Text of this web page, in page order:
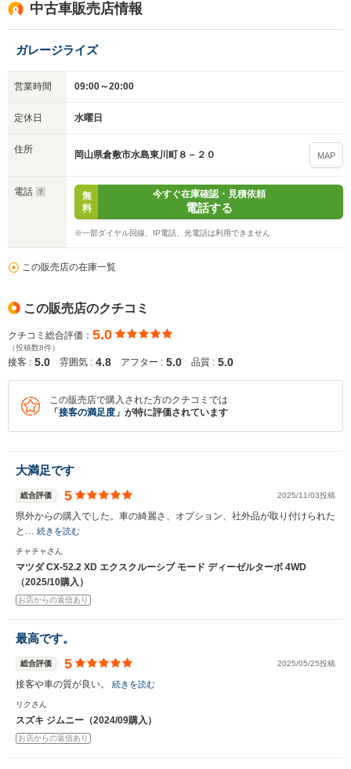
中古車販売店情報
ガレージライズ
営業時間 09:00～20:00
定休日 水曜日
住所 岡山県倉敷市水島東川町８－２０ MAP
電話
無
料
今すぐ在庫確認・見積依頼
電話する
※一部ダイヤル回線、IP電話、光電話は利用できません
この販売店の在庫一覧
この販売店のクチコミ
クチコミ総合評価： 5.0
（投稿数8件）
接客 : 5.0 雰囲気 : 4.8 アフター : 5.0 品質 : 5.0
この販売店で購入された方のクチコミでは
「 接客の満足度 」が特に評価されています
大満足です
総合評価 5 2025/11/03投稿
県外からの購入でした。車の綺麗さ、オプション、社外品が取り付けられた
と… 続きを読む
チャチャさん
マツダ CX-52.2 XD エクスクルーシブ モード ディーゼルターボ 4WD
（2025/10購入）
お店からの返信あり
最高です。
総合評価 5 2025/05/25投稿
接客や車の質が良い。 続きを読む
リクさん
スズキ ジムニー（2024/09購入）
お店からの返信あり
入力途中の情報を保存しますか？
いいえ